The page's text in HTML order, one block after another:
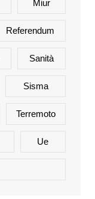
Miur
Referendum
Sanità
Sisma
Terremoto
Ue